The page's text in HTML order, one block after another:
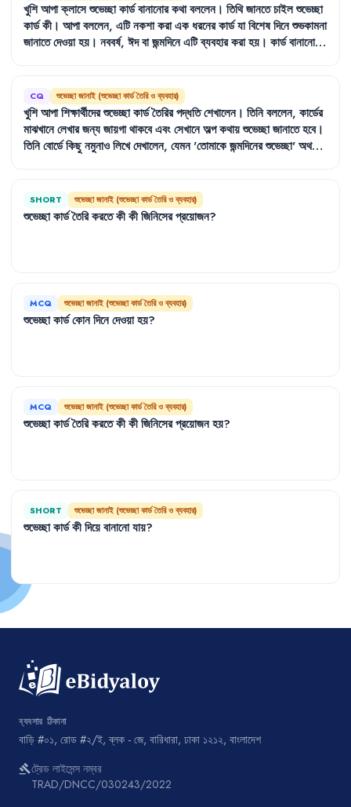
খুশিআপাক্লাসেশুভেচ্ছাকার্ডবানানোরকথাবললেন। তিথিজানতেচাইলশুভেচ্ছা
কার্ডকী। আপাবললেন, এটিনকশাকরাএকধরনেরকার্ডযাবিশেষদিনেশুভকামনা
জানাতেদেওয়াহয় । নববর্ষ, ঈদবাজন্মদিনেএটিব্যবহারকরাহয় । কার্ডবানানোর
CQ শুভেচ্ছা জানাই (শুভেচ্ছা কার্ড তৈরি ও ব্যবহার)
খুশিআপাশিক্ষার্থীদেরশুভেচ্ছাকার্ডতৈরিরপদ্ধতিশেখালেন। তিনিবললেন, কার্ডের
মাঝখানেলেখারজন্যজায়গাথাকবেএবংসেখানেঅল্পকথায়শুভেচ্ছাজানাতেহবে।
তিনিবোর্ডেকিছুনমুনাওলিখেদেখালেন, যেমন 'তোমাকেজন্মদিনেরশুভেচ্ছা'অথবা
SHORT শুভেচ্ছা জানাই (শুভেচ্ছা কার্ড তৈরি ও ব্যবহার)
শুভেচ্ছাকার্ডতৈরিকরতেকীকীজিনিসেরপ্রয়োজন?
MCQ শুভেচ্ছা জানাই (শুভেচ্ছা কার্ড তৈরি ও ব্যবহার)
শুভেচ্ছাকার্ডকোনদিনেদেওয়াহয়?
MCQ শুভেচ্ছা জানাই (শুভেচ্ছা কার্ড তৈরি ও ব্যবহার)
শুভেচ্ছাকার্ডতৈরিকরতেকীকীজিনিসেরপ্রয়োজনহয়?
SHORT শুভেচ্ছা জানাই (শুভেচ্ছা কার্ড তৈরি ও ব্যবহার)
শুভেচ্ছাকার্ডকীদিয়েবানানোযায়?
ব্যবসার ঠিকানা
বাড়ি #০১, রোড #২/ই, ব্লক - জে, বারিধারা, ঢাকা ১২১২, বাংলাদেশ
gavelট্রেড লাইসেন্স নম্বর
TRAD/DNCC/030243/2022